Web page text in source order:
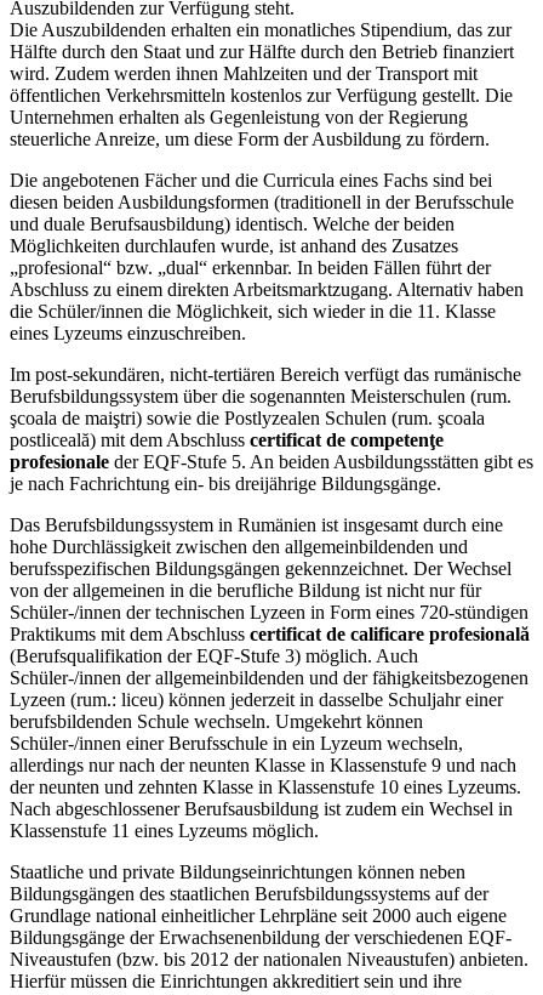
Auszubildenden zur Verfügung steht.
Die Auszubildenden erhalten ein monatliches Stipendium, das zur
Hälfte durch den Staat und zur Hälfte durch den Betrieb finanziert
wird. Zudem werden ihnen Mahlzeiten und der Transport mit
öffentlichen Verkehrsmitteln kostenlos zur Verfügung gestellt. Die
Unternehmen erhalten als Gegenleistung von der Regierung
steuerliche Anreize, um diese Form der Ausbildung zu fördern.
Die angebotenen Fächer und die Curricula eines Fachs sind bei
diesen beiden Ausbildungsformen (traditionell in der Berufsschule
und duale Berufsausbildung) identisch. Welche der beiden
Möglichkeiten durchlaufen wurde, ist anhand des Zusatzes
„profesional“ bzw. „dual“ erkennbar. In beiden Fällen führt der
Abschluss zu einem direkten Arbeitsmarktzugang. Alternativ haben
die Schüler/innen die Möglichkeit, sich wieder in die 11. Klasse
eines Lyzeums einzuschreiben.
Im post-sekundären, nicht-tertiären Bereich verfügt das rumänische
Berufsbildungssystem über die sogenannten Meisterschulen (rum.
şcoala de maiştri) sowie die Postlyzealen Schulen (rum. şcoala
postliceală) mit dem Abschluss certificat de competenţe
profesionale der EQF-Stufe 5. An beiden Ausbildungsstätten gibt es
je nach Fachrichtung ein- bis dreijährige Bildungsgänge.
Das Berufsbildungssystem in Rumänien ist insgesamt durch eine
hohe Durchlässigkeit zwischen den allgemeinbildenden und
berufsspezifischen Bildungsgängen gekennzeichnet. Der Wechsel
von der allgemeinen in die berufliche Bildung ist nicht nur für
Schüler-/innen der technischen Lyzeen in Form eines 720-stündigen
Praktikums mit dem Abschluss certificat de calificare profesională
(Berufsqualifikation der EQF-Stufe 3) möglich. Auch
Schüler-/innen der allgemeinbildenden und der fähigkeitsbezogenen
Lyzeen (rum.: liceu) können jederzeit in dasselbe Schuljahr einer
berufsbildenden Schule wechseln. Umgekehrt können
Schüler-/innen einer Berufsschule in ein Lyzeum wechseln,
allerdings nur nach der neunten Klasse in Klassenstufe 9 und nach
der neunten und zehnten Klasse in Klassenstufe 10 eines Lyzeums.
Nach abgeschlossener Berufsausbildung ist zudem ein Wechsel in
Klassenstufe 11 eines Lyzeums möglich.
Staatliche und private Bildungseinrichtungen können neben
Bildungsgängen des staatlichen Berufsbildungssystems auf der
Grundlage national einheitlicher Lehrpläne seit 2000 auch eigene
Bildungsgänge der Erwachsenenbildung der verschiedenen EQF-
Niveaustufen (bzw. bis 2012 der nationalen Niveaustufen) anbieten.
Hierfür müssen die Einrichtungen akkreditiert sein und ihre